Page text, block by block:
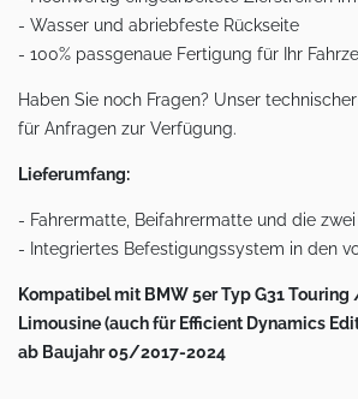
- Wasser und abriebfeste Rückseite
- 100% passgenaue Fertigung für Ihr
Haben Sie noch Fragen? Unser
für Anfragen zur Verfügung.
Lieferumfang:
- Fahrermatte, Beifahrermatte und die
- Integriertes Befestigungssystem in den
Kompatibel mit BMW 5er Typ G31 Touring
Limousine (auch für Efficient Dynamics
ab Baujahr 05/2017-2024